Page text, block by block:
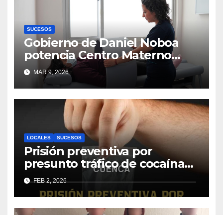
SUCESOS
Gobierno de Daniel Noboa
potencia Centro Materno
Infantil y Emergencias en
Cuenca con nuevos equipos
médicos
MAR 9, 2026
LOCALES SUCESOS
Prisión preventiva por
presunto tráfico de cocaína
en alta escala
FEB 2, 2026